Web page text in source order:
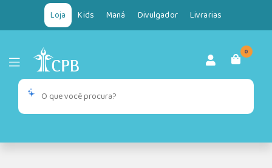
Loja Kids Maná Divulgador Livrarias
0